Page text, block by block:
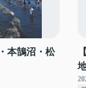
本鵠沼・松